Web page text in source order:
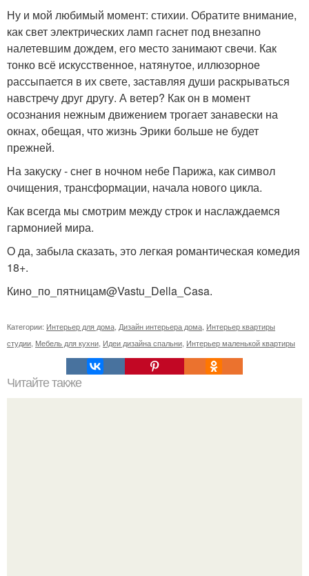
Ну и мой любимый момент: стихии. Обратите внимание,
как свет электрических ламп гаснет под внезапно
налетевшим дождем, его место занимают свечи. Как
тонко всё искусственное, натянутое, иллюзорное
рассыпается в их свете, заставляя души раскрываться
навстречу друг другу. А ветер? Как он в момент
осознания нежным движением трогает занавески на
окнах, обещая, что жизнь Эрики больше не будет
прежней.
На закуску - снег в ночном небе Парижа, как символ
очищения, трансформации, начала нового цикла.
Как всегда мы смотрим между строк и наслаждаемся
гармонией мира.
О да, забыла сказать, это легкая романтическая комедия
18+.
Кино_по_пятницам@Vastu_Della_Casa.
Категории: Интерьер для дома Дизайн интерьера дома Интерьер квартиры
студии Мебель для кухни Идеи дизайна спальни Интерьер маленькой квартиры
Читайте также